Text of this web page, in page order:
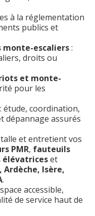
à la réglementation
publics et
escaliers:
droits ou
et monte-
pour les
: étude, coordination,
dépannage assurés
et entretient vos
PMR, fauteuils
et
Ardèche, Isère,
.
accessible,
de service haut de